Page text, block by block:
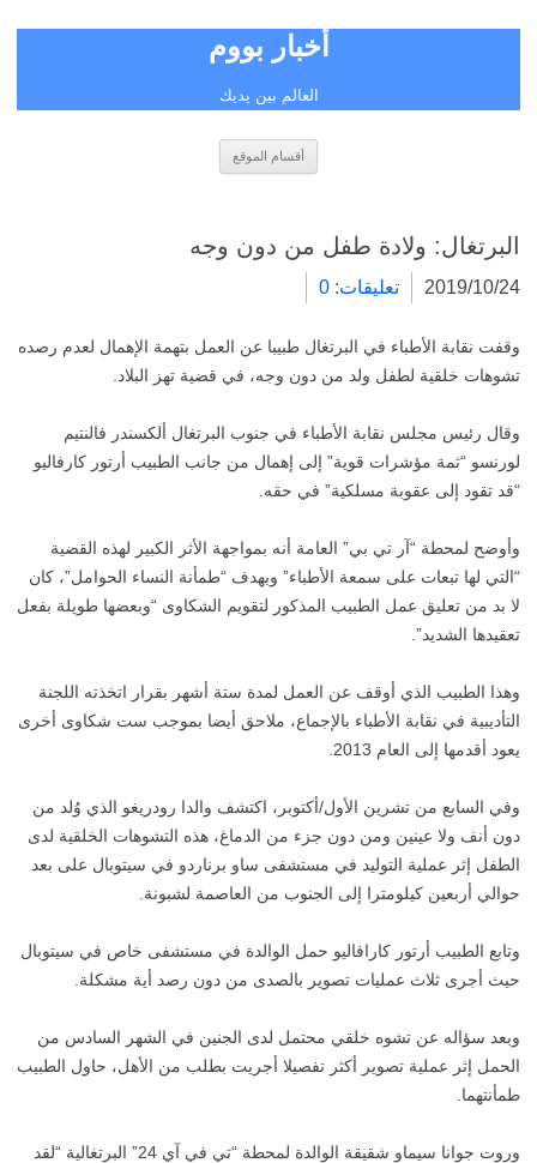
أخبار بووم
العالم بين يديك
أقسام الموقع
البرتغال: ولادة طفل من دون وجه
2019/10/24 تعليقات: 0
وقفت نقابة الأطباء في البرتغال طبيبا عن العمل بتهمة الإهمال لعدم رصده
تشوهات خلقية لطفل ولد من دون وجه، في قضية تهز البلاد.
وقال رئيس مجلس نقابة الأطباء في جنوب البرتغال ألكسندر فالنتيم
لورنسو “ثمة مؤشرات قوية” إلى إهمال من جانب الطبيب أرتور كارفاليو
“قد تقود إلى عقوبة مسلكية” في حقه.
وأوضح لمحطة “آر تي بي” العامة أنه بمواجهة الأثر الكبير لهذه القضية
“التي لها تبعات على سمعة الأطباء” وبهدف “طمأنة النساء الحوامل”، كان
لا بد من تعليق عمل الطبيب المذكور لتقويم الشكاوى “وبعضها طويلة بفعل
تعقيدها الشديد”.
وهذا الطبيب الذي أوقف عن العمل لمدة ستة أشهر بقرار اتخذته اللجنة
التأديبية في نقابة الأطباء بالإجماع، ملاحق أيضا بموجب ست شكاوى أخرى
يعود أقدمها إلى العام 2013.
وفي السابع من تشرين الأول/أكتوبر، اكتشف والدا رودريغو الذي وُلد من
دون أنف ولا عينين ومن دون جزء من الدماغ، هذه التشوهات الخلقية لدى
الطفل إثر عملية التوليد في مستشفى ساو برناردو في سيتوبال على بعد
حوالي أربعين كيلومترا إلى الجنوب من العاصمة لشبونة.
وتابع الطبيب أرتور كارافاليو حمل الوالدة في مستشفى خاص في سيتوبال
حيث أجرى ثلاث عمليات تصوير بالصدى من دون رصد أية مشكلة.
وبعد سؤاله عن تشوه خلقي محتمل لدى الجنين في الشهر السادس من
الحمل إثر عملية تصوير أكثر تفصيلا أجريت بطلب من الأهل، حاول الطبيب
طمأنتهما.
وروت جوانا سيماو شقيقة الوالدة لمحطة “تي في آي 24” البرتغالية “لقد